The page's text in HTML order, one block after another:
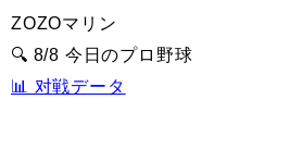
ZOZOマリン
🔍 8/8 今日のプロ野球
📊 对戦データ